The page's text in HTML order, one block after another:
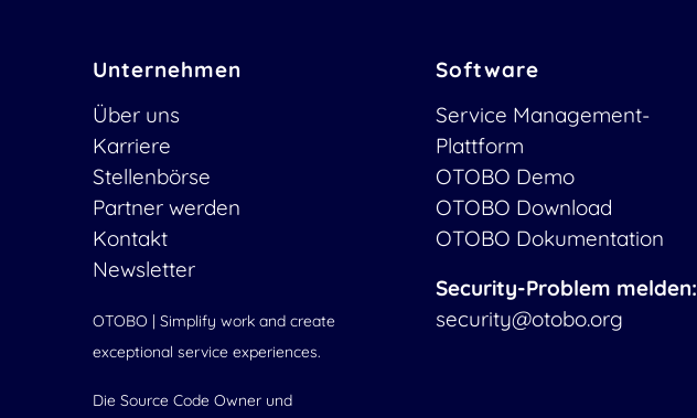
Unternehmen
Über uns
Karriere
Stellenbörse
Partner werden
Kontakt
Newsletter
OTOBO | Simplify work and create
exceptional service experiences.
Die Source Code Owner und
Software
Service Management-
Plattform
OTOBO Demo
OTOBO Download
OTOBO Dokumentation
Security-Problem melden:
security@otobo.org